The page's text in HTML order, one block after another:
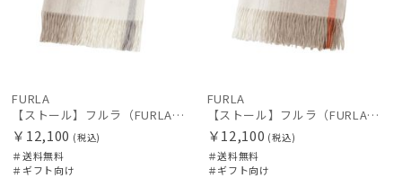
FURLA
【ストール】フルラ（FURLA）ウール100％オンブレーカラーブロック 200*70
￥12,100 (税込)
＃送料無料
＃ギフト向け
FURLA
【ストール】フルラ（FURLA）ウール100％オンブレーカラーブロック 200*70
￥12,100 (税込)
＃送料無料
＃ギフト向け